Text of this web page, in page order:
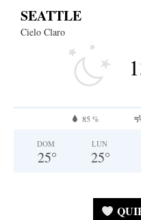
SEATTLE
Cielo Claro
85 %
DOM
25°
LUN
25°